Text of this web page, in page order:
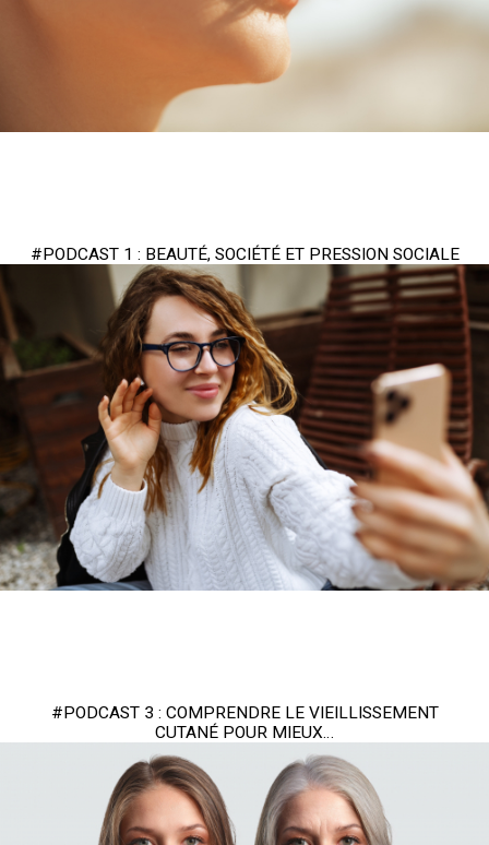
#PODCAST 1 : BEAUTÉ, SOCIÉTÉ ET PRESSION SOCIALE
#PODCAST 3 : COMPRENDRE LE VIEILLISSEMENT
CUTANÉ POUR MIEUX…